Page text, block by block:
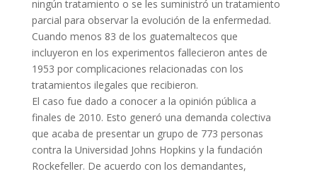
ningún tratamiento o se les suministró un tratamiento
parcial para observar la evolución de la enfermedad.
Cuando menos 83 de los guatemaltecos que
incluyeron en los experimentos fallecieron antes de
1953 por complicaciones relacionadas con los
tratamientos ilegales que recibieron.
El caso fue dado a conocer a la opinión pública a
finales de 2010. Esto generó una demanda colectiva
que acaba de presentar un grupo de 773 personas
contra la Universidad Johns Hopkins y la fundación
Rockefeller. De acuerdo con los demandantes,